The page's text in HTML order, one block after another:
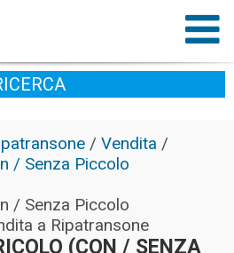
/Vendita /
/ Senza Piccolo
/ Senza Piccolo
a Ripatransone
(CON / SENZA